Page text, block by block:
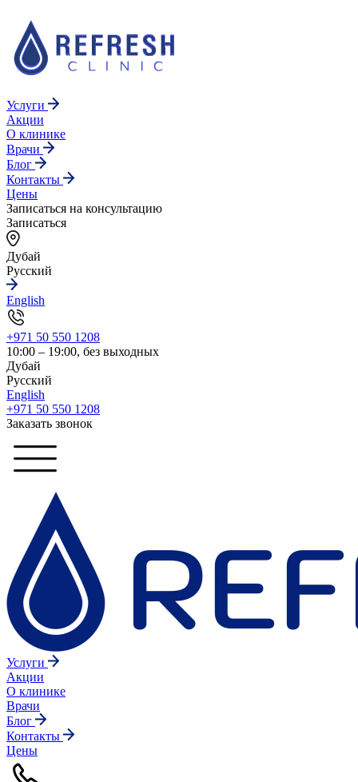
Услуги
Акции
О клинике
Врачи
Блог
Контакты
Цены
Записаться на консультацию
Записаться
Дубай
Русский
English
+971 50 550 1208
10:00 – 19:00, без выходных
Дубай
Русский
English
+971 50 550 1208
Заказать звонок
Услуги
Акции
О клинике
Врачи
Блог
Контакты
Цены